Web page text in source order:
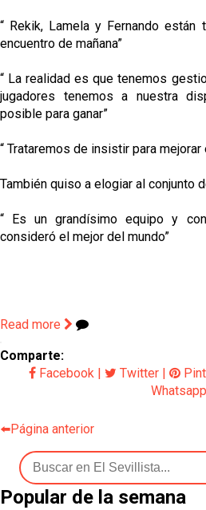
“ Rekik, Lamela y Fernando
encuentro de mañana”
“ La realidad es que tenemos
jugadores tenemos a nuestra
posible para ganar”
“ Trataremos de insistir para
También quiso a elogiar al conjunto
“ Es un grandísimo equipo y
consideró el mejor del mundo”
Read more
Comparte:
Facebook
Twitter
Whatsapp
⬅️Página anterior
Popular de la semana